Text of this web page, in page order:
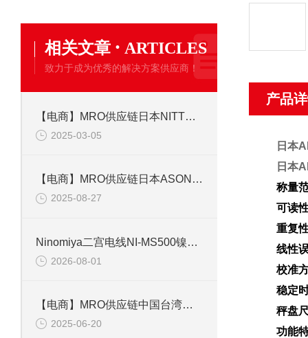
相关文章 · ARTICLES
致力于成为优秀的解决方案供应商！
【电商】MRO供应链日本NITTOKOHKI日东工器多路快速接头 MALC-8S-FL SUS PKM
2025-03-05
【电商】MRO供应链日本ASONE亚速旺 试料计量包装纸 石腊纸（500片袋）
2025-08-27
Ninomiya二宫电线NI-MS500镍导体硅玻璃编织线选型资料
2026-08-01
【电商】MRO供应链中国台湾亚德客 笔型气缸~PB1260SU
2025-06-20
产品
日本
日本
称量
可读
重复
线性
校准
稳定
秤盘
功能